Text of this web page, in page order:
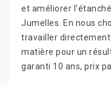
et améliorer
Jumelles. En nous
travailler
matière pour un
garanti 10 ans, prix